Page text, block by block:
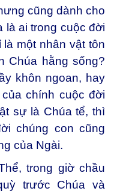
cũng dành cho
là ai trong cuộc đời
một nhân vật tôn
Chúa hằng sống?
khôn ngoan, hay
chính cuộc đời
sự là Chúa tể, thì
chúng con cũng
của Ngài.
trong giờ chầu
trước Chúa và